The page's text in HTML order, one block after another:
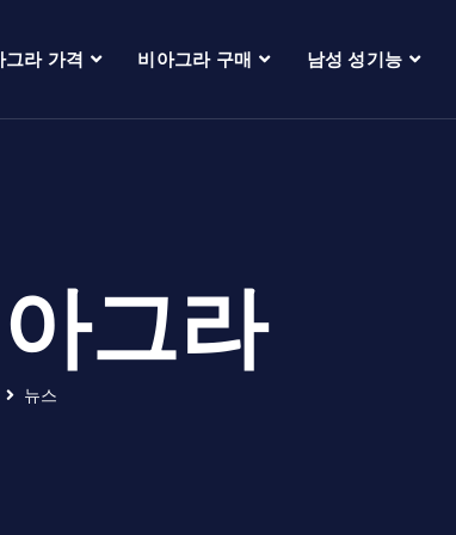
그라 가격 비아그라 구매 남성 성기능
그라
뉴스